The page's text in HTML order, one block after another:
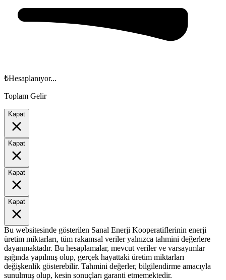
₺Hesaplanıyor...
Toplam Gelir
Kapat
Kapat
Kapat
Kapat
Bu websitesinde gösterilen Sanal Enerji Kooperatiflerinin enerji
üretim miktarları, tüm rakamsal veriler yalnızca tahmini değerlere
dayanmaktadır. Bu hesaplamalar, mevcut veriler ve varsayımlar
ışığında yapılmış olup, gerçek hayattaki üretim miktarları
değişkenlik gösterebilir. Tahmini değerler, bilgilendirme amacıyla
sunulmuş olup, kesin sonuçları garanti etmemektedir.